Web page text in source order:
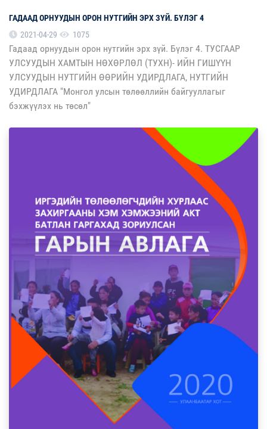
ГАДААД ОРНУУДЫН ОРОН НУТГИЙН ЭРХ ЗҮЙ. БҮЛЭГ 4
2021-04-29
1075
Гадаад орнуудын орон нутгийн эрх зүй. Бүлэг 4. ТУСГААР
УЛСУУДЫН ХАМТЫН НӨХӨРЛӨЛ (ТУХН)- ИЙН ГИШҮҮН
УЛСУУДЫН НУТГИЙН ӨӨРИЙН УДИРДЛАГА, НУТГИЙН
УДИРДЛАГА "Монгол улсын төлөөллийн байгууллагыг
бэхжүүлэх нь төсөл"